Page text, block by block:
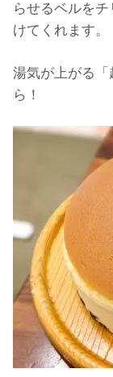
らせるベルを
けてくれます
湯気が上がる
ら！